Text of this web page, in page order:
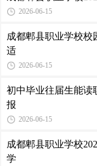
2026-06-15
成都郫县职业学校校
适
2026-06-15
初中毕业往届生能读
报
2026-06-15
成都郫县职业学校
学